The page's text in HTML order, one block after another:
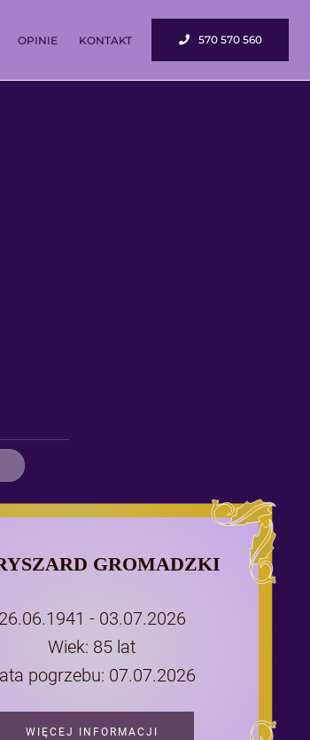
OPINIE KONTAKT 570 570 560
GROMADZKI
26.06.1941 - 03.07.2026
Wiek: 85 lat
pogrzebu: 07.07.2026
WIĘCEJ INFORMACJI